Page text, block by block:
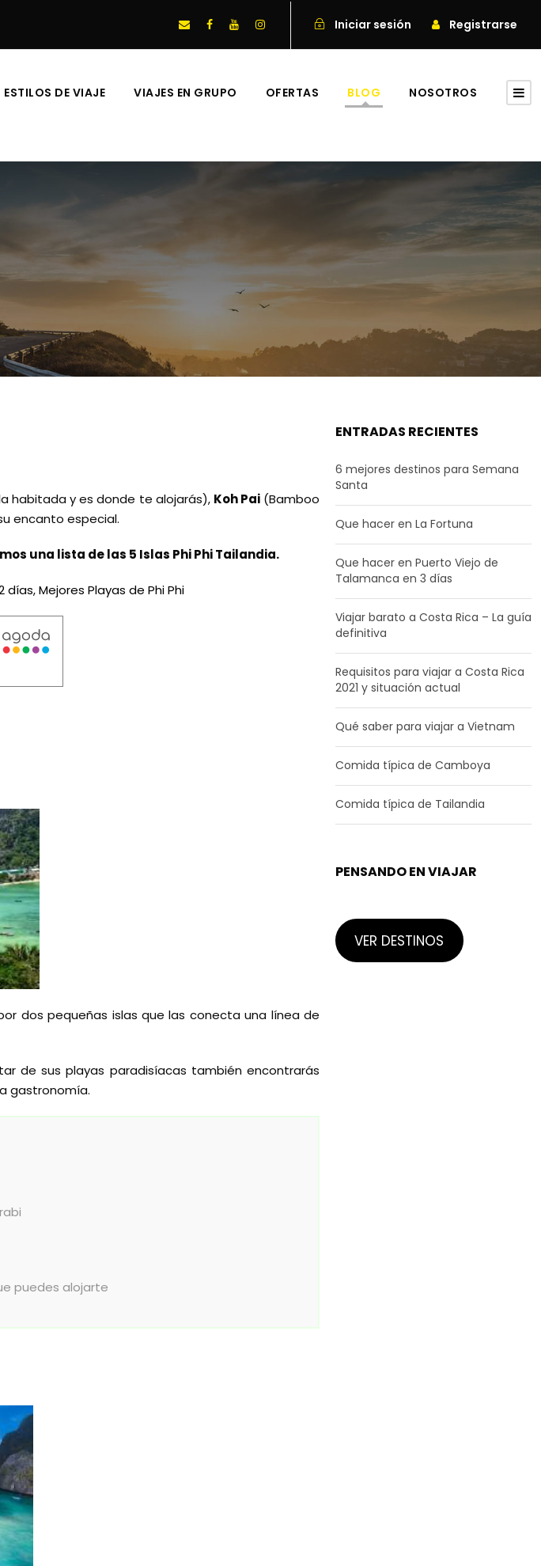
Iniciar sesión Registrarse
ESTILOS DE VIAJE VIAJES EN GRUPO OFERTAS BLOG NOSOTROS
habitada y es donde te alojarás), Koh Pai(Bamboo
encanto especial.
una lista de las 5 Islas Phi Phi Tailandia.
días,Mejores Playas de Phi Phi
dos pequeñas islas que las conecta una línea de
de sus playas paradisíacas también encontrarás
gastronomía.
puedes alojarte
ENTRADAS RECIENTES
6 mejores destinos para Semana
Santa
Que hacer en La Fortuna
Que hacer en Puerto Viejo de
Talamanca en 3 días
Viajar barato a Costa Rica – La guía
definitiva
Requisitos para viajar a Costa Rica
2021 y situación actual
Qué saber para viajar a Vietnam
Comida típica de Camboya
Comida típica de Tailandia
PENSANDO EN VIAJAR
VER DESTINOS